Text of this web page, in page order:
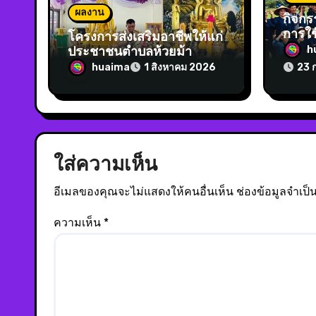
ผลงาน
โครงการส่งเสริมอาชีพให้แก่
ประชาชนตำบลห้วยม้า
ประจำปี 2569
huaima 1 สิงหาคม 2026
กิจก
การ
เรียน
23
ใส่ความเห็น
อีเมลของคุณจะไม่แสดงให้คนอื่นเห็น ช่องข้อมูลจำเป็
ความเห็น *